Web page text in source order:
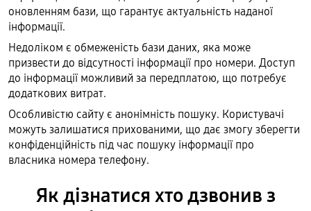
оновленням бази, що гарантує актуальність наданої
інформації.
Недоліком є обмеженість бази даних, яка може
призвести до відсутності інформації про номери. Доступ
до інформації можливий за передплатою, що потребує
додаткових витрат.
Особливістю сайту є анонімність пошуку. Користувачі
можуть залишатися прихованими, що дає змогу зберегти
конфіденційність під час пошуку інформації про
власника номера телефону.
Як дізнатися хто дзвонив з